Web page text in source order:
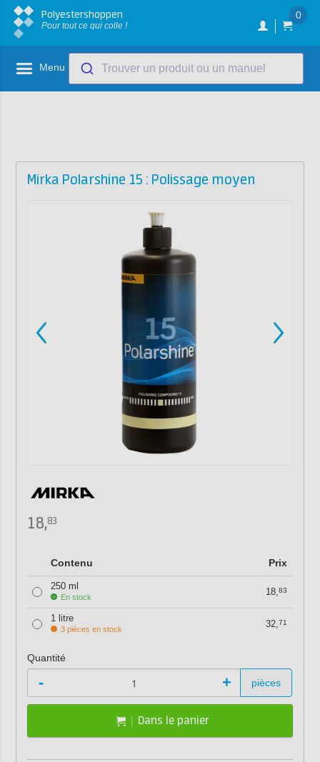
Polyestershoppen
Pour tout ce qui colle !
0
Menu Trouver un produit ou un manuel
Mirka Polarshine 15 : Polissage moyen
18,83
Contenu Prix
250 ml
En stock 18,83
1 litre
3 pièces en stock 32,71
Quantité
- + pièces
Dans le panier